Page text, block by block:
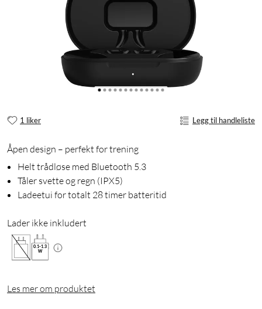
1 liker Legg til handleliste
Åpen design – perfekt for trening
Helt trådløse med Bluetooth 5.3
Tåler svette og regn (IPX5)
Ladeetui for totalt 28 timer batteritid
Lader ikke inkludert
0.1-1.3
W
Les mer om produktet